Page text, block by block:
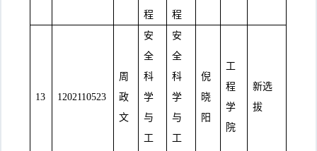
程
程
13 1202110523
周
政
文
安
全
科
学
与
工
安
全
科
学
与
工
倪
晓
阳
工
程
学
院
新选
拔